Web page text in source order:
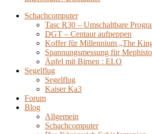
Schachcomputer
Tasc R30 – Umschaltbare
DGT – Centaur aufpeppen
Koffer für Millennium „The
Spannungsmessung für
Äpfel mit Birnen : ELO
Segelflug
Segelflug
Kaiser Ka3
Forum
Blog
Allgemein
Schachcomputer